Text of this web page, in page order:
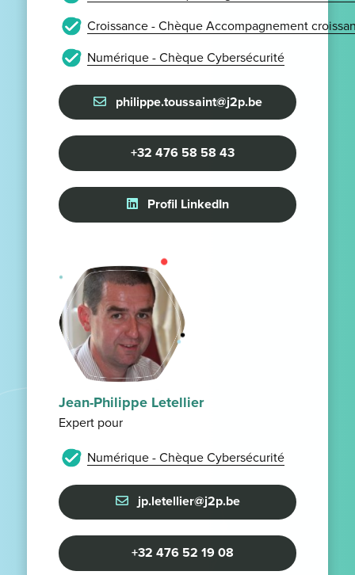
Croissance - Chèque Accompagnement
Numérique - Chèque Cybersécurité
philippe.toussaint@j2p.be
+32 476 58 58 43
Profil LinkedIn
Jean-Philippe Letellier
Expert pour
Numérique - Chèque Cybersécurité
jp.letellier@j2p.be
+32 476 52 19 08